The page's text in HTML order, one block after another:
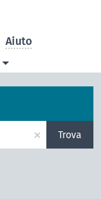
Aiuto
× Trova